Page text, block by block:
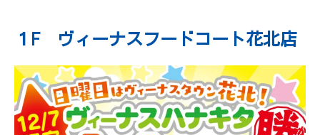
１F ヴィーナスフードコート花北店